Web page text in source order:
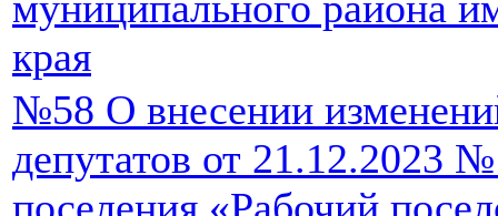
края
№58 О внесении
депутатов от 21.12.2023